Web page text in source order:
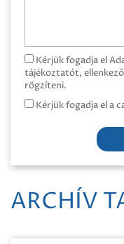
Kérjük fogadja el
tájékoztatót,
rögzíteni.
Kérjük fogadja el a
ARCHÍV